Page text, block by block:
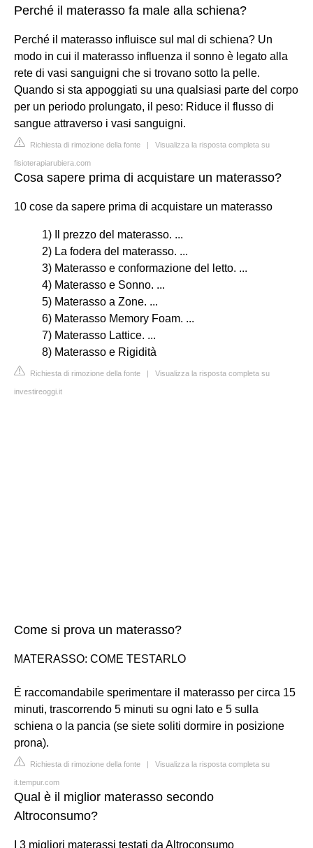
Perché il materasso fa male alla schiena?
Perché il materasso influisce sul mal di schiena? Un
modo in cui il materasso influenza il sonno è legato alla
rete di vasi sanguigni che si trovano sotto la pelle.
Quando si sta appoggiati su una qualsiasi parte del corpo
per un periodo prolungato, il peso: Riduce il flusso di
sangue attraverso i vasi sanguigni.
Richiesta di rimozione della fonte | Visualizza la risposta completa su
fisioterapiarubiera.com
Cosa sapere prima di acquistare un materasso?
10 cose da sapere prima di acquistare un materasso
1) Il prezzo del materasso. ...
2) La fodera del materasso. ...
3) Materasso e conformazione del letto. ...
4) Materasso e Sonno. ...
5) Materasso a Zone. ...
6) Materasso Memory Foam. ...
7) Materasso Lattice. ...
8) Materasso e Rigidità
Richiesta di rimozione della fonte | Visualizza la risposta completa su
investireoggi.it
Come si prova un materasso?
MATERASSO: COME TESTARLO
É raccomandabile sperimentare il materasso per circa 15
minuti, trascorrendo 5 minuti su ogni lato e 5 sulla
schiena o la pancia (se siete soliti dormire in posizione
prona).
Richiesta di rimozione della fonte | Visualizza la risposta completa su
it.tempur.com
Qual è il miglior materasso secondo
Altroconsumo?
I 3 migliori materassi testati da Altroconsumo